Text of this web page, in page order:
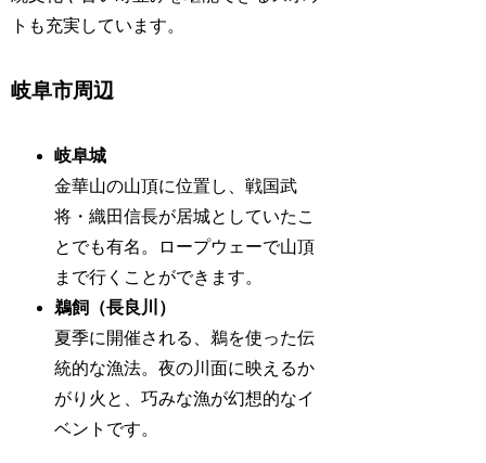
トも充実しています。
岐阜市周辺
岐阜城
金華山の山頂に位置し、戦国武
将・織田信長が居城としていたこ
とでも有名。ロープウェーで山頂
まで行くことができます。
鵜飼（長良川）
夏季に開催される、鵜を使った伝
統的な漁法。夜の川面に映えるか
がり火と、巧みな漁が幻想的なイ
ベントです。